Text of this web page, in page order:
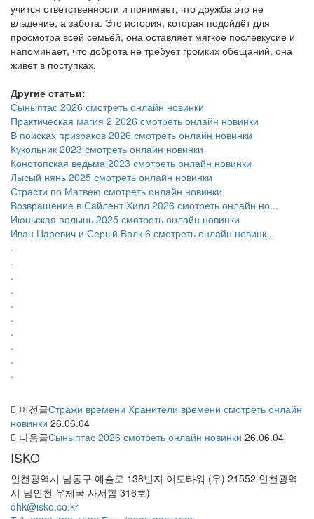
учится ответственности и понимает, что дружба это не
владение, а забота. Это история, которая подойдёт для
просмотра всей семьёй, она оставляет мягкое послевкусие и
напоминает, что доброта не требует громких обещаний, она
живёт в поступках.
Другие статьи:
Сыныптас 2026 смотреть онлайн новинки
Практическая магия 2 2026 смотреть онлайн новинки
В поисках призраков 2026 смотреть онлайн новинки
Кукольник 2023 смотреть онлайн новинки
Конотопская ведьма 2023 смотреть онлайн новинки
Лысый нянь 2025 смотреть онлайн новинки
Страсти по Матвею смотреть онлайн новинки
Возвращение в Сайлент Хилл 2026 смотреть онлайн но...
Июньская полынь 2025 смотреть онлайн новинки
Иван Царевич и Серый Волк 6 смотреть онлайн новинк...
.
.
.
.
.
.
.
.
.
.
이전글Стражи времени Хранители времени смотреть онлайн
новинки 26.06.04
다음글Сыныптас 2026 смотреть онлайн новинки 26.06.04
ISKO
인천광역시 남동구 예술로 138번지 이토타워 (우) 21552 인천광역
시 남인천 우체국 사서함 316호)
dhk@isko.co.kr